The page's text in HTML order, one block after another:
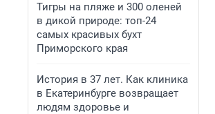
Тигры на пляже и 300 оленей
в дикой природе: топ-24
самых красивых бухт
Приморского края
История в 37 лет. Как клиника
в Екатеринбурге возвращает
людям здоровье и